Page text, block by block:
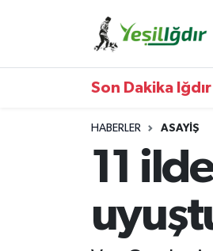
Son Dakika
HABERLER ASAYIŞ
11
Iğdır Trafik Yoğunluk
Süper Lig Puan Durumu ve